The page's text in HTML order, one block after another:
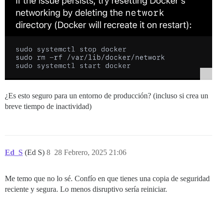
¿Es esto seguro para un entorno de producción? (incluso si crea un
breve tiempo de inactividad)
Ed_S (Ed S) 28 Febrero, 2025 21:06
8
Me temo que no lo sé. Confío en que tienes una copia de seguridad
reciente y segura. Lo menos disruptivo sería reiniciar.